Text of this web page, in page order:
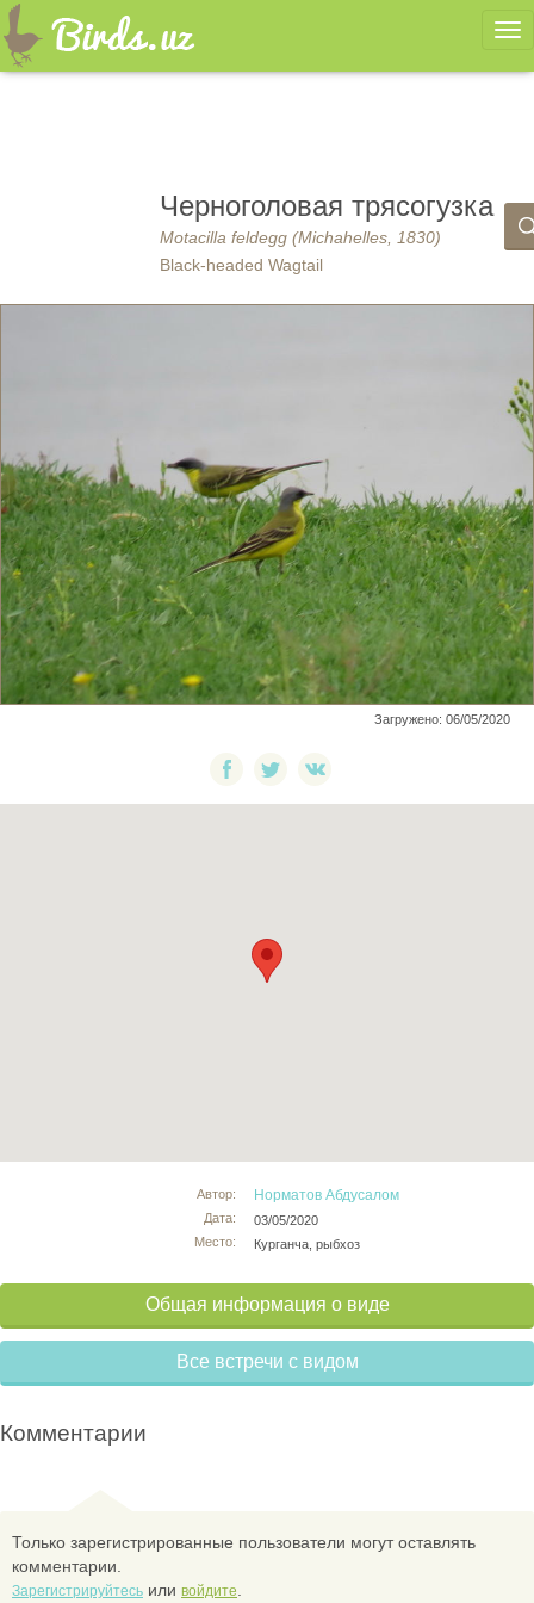
Черноголовая трясогузка
Motacilla feldegg (Michahelles, 1830)
Black-headed Wagtail
Загружено: 06/05/2020
Автор:
Дата:
Место:
Норматов Абдусалом
03/05/2020
Курганча, рыбхоз
Общая информация о виде
Все встречи с видом
Комментарии
Только зарегистрированные пользователи могут оставлять
комментарии.
Зарегистрируйтесь или войдите